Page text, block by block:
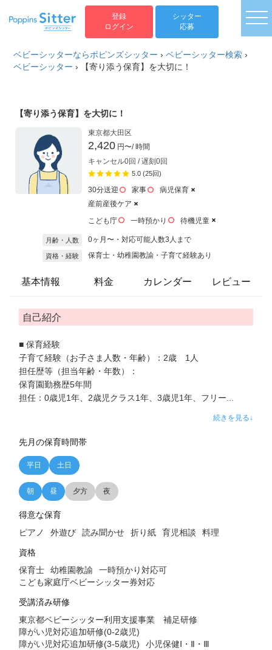
登録
ログイン
シッター
応募
ベビーシッターならポピンズシッター ›ベビーシッター検索 ›
ベビーシッター › 【寄り添う保育】を大切に！
【寄り添う保育】を大切に！
東京都大田区
2,420 円〜/ 時間
キャンセル0回 / 遅刻0回
5.0 (25回)
30分送迎 家事
病児保育
産前産後ケア
こども庁
一時預かり 待機児童
月齢・人数 0ヶ月〜・対応可能人数3人まで
資格・経験 保育士・幼稚園教諭・子育て経験あり
基本情報 料金 カレンダー レビュー
自己紹介
■ 保育経験
子育て経験（お子さま人数・年齢）：2歳 1人
担任歴等（担当年齢・年数）：
保育園勤務歴5年間
担任：0歳児1年、2歳児クラス1年、3歳児1年、フリー...
続きを見る↓
先月の保育時間帯
平日 土日
朝 昼 夕方 夜
得意な保育
ピアノ 外遊び 読み聞かせ 折り紙 育児相談 料理
資格
保育士 幼稚園教諭
一時預かり対応可
こども家庭庁ベビーシッター券対応
受講済み研修
東京都ベビーシッター利用支援事業 補足研修
障がい児対応追加研修(0-2歳児)
障がい児対応追加研修(3-5歳児)
小児保健Ⅰ・Ⅱ・Ⅲ